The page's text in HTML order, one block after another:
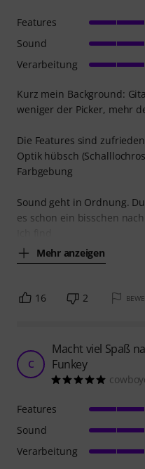
Kurz mein Background:
weniger der Picker, mehr
Die Features sind
Optik hübsch
Farbgebung
Sound geht in Ordnung.
es schon ein bisschen
Mehr anzeigen
Features
Sound
Verarbeitung
16 2
C
Macht viel Spaß
Funkey
Features
Sound
Verarbeitung